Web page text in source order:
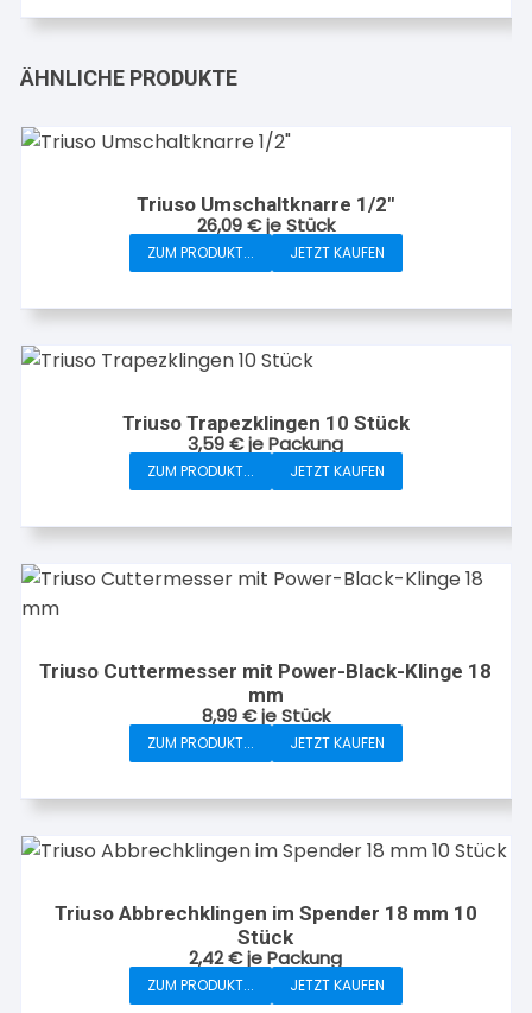
ÄHNLICHE PRODUKTE
Triuso Umschaltknarre 1/2″
26,09€je Stück
ZUM PRODUKT... JETZT KAUFEN
Triuso Trapezklingen 10 Stück
3,59€je Packung
ZUM PRODUKT... JETZT KAUFEN
Triuso Cuttermesser mit Power-Black-Klinge 18
mm
8,99€je Stück
ZUM PRODUKT... JETZT KAUFEN
Triuso Abbrechklingen im Spender 18 mm 10
Stück
2,42€je Packung
ZUM PRODUKT... JETZT KAUFEN